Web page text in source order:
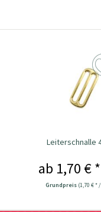
Leiterschnalle
ab 1,70 € *
Grundpreis (1,70 € *